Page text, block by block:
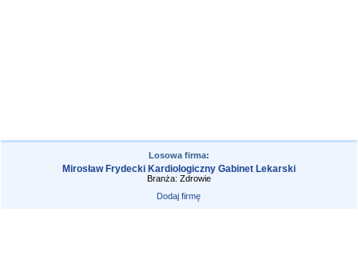
Losowa firma:
Mirosław Frydecki Kardiologiczny Gabinet Lekarski
Branża: Zdrowie
Dodaj firmę